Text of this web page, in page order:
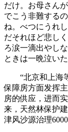
だけ。お母さん
でこう非難する
ね。べつにうれ
だそれほど悲し
ろ涙一滴出やし
ときは一晩泣い
“北京和上海等
保障房方面发挥
房的供应，进而
来，天然林保护
津风沙源治理